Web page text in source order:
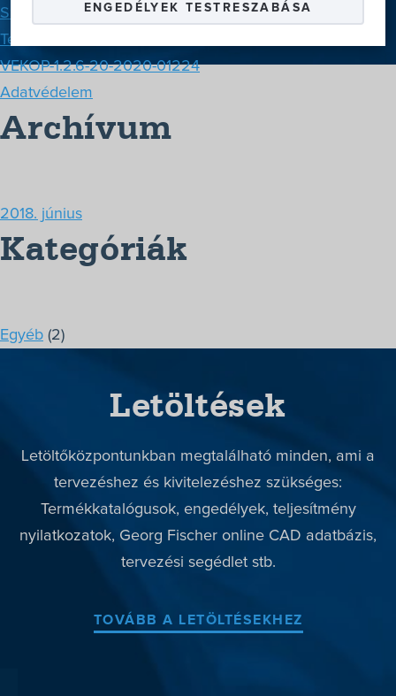
ENGEDÉLYEK TESTRESZABÁSA
Szerviz
Rólunk
Kapcsolat
+36-1/363-6559
Szerviz
Termékek
VEKOP-1.2.6-20-2020-01224
Adatvédelem
Archívum
2018. június
Kategóriák
Egyéb (2)
Letöltések
Letöltőközpontunkban megtalálható minden, ami a
tervezéshez és kivitelezéshez szükséges:
Termékkatalógusok, engedélyek, teljesítmény
nyilatkozatok, Georg Fischer online CAD adatbázis,
tervezési segédlet stb.
TOVÁBB A LETÖLTÉSEKHEZ